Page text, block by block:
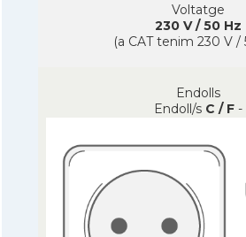
Voltatge
230 V / 50 Hz
(a CAT tenim 230 V /
Endolls
Endoll/s C / F -